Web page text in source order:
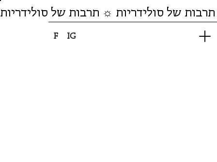
F IG
של סולידריות ☼ תרבות של סולידריות